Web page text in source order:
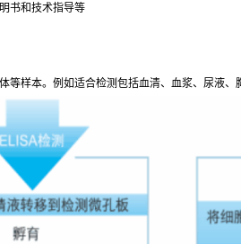
书和技术指导等
等样本。例如适合检测包括血清、血浆、尿液